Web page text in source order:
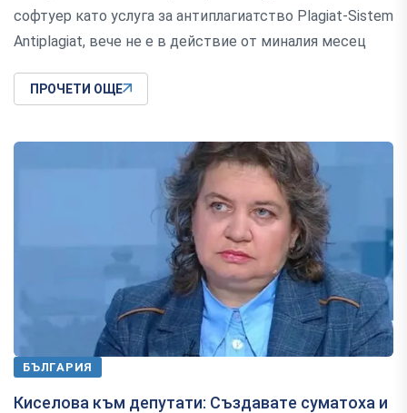
софтуер като услуга за антиплагиатство Plagiat-Sistem
Antiplagiat, вече не е в действие от миналия месец
ПРОЧЕТИ ОЩЕ
БЪЛГАРИЯ
Киселова към депутати: Създаватe суматоха и